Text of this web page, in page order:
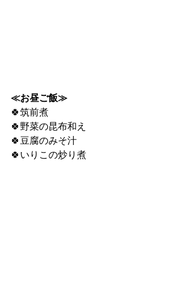
≪お昼ご飯≫
🍀筑前煮
🍀野菜の昆布和え
🍀豆腐のみそ汁
🍀いりこの炒り煮